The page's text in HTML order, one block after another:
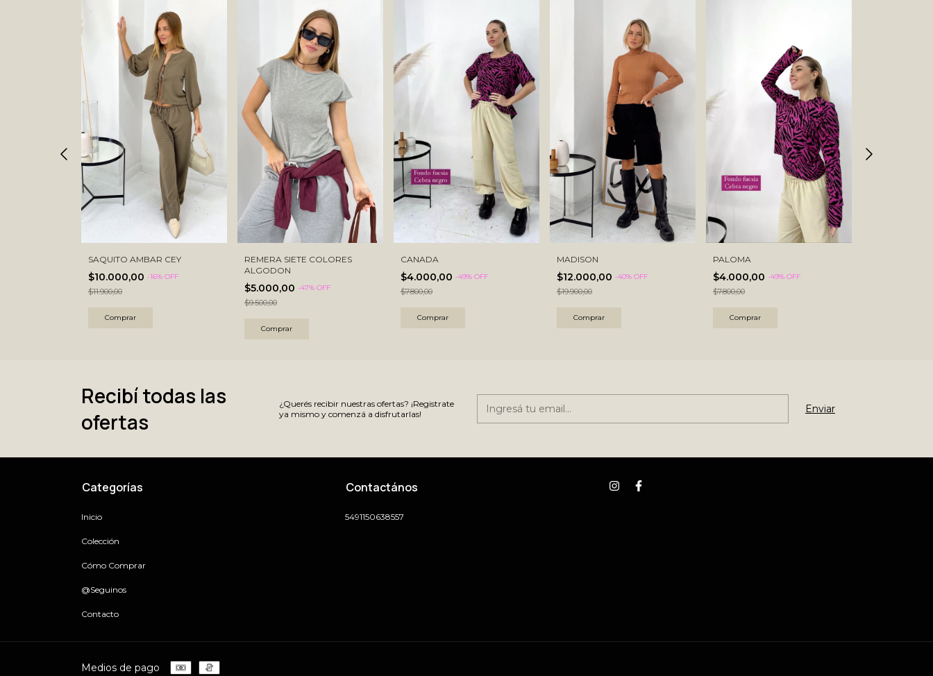
SAQUITO AMBAR CEY
$10.000,00 -16% OFF
$11.900,00
Comprar
REMERA SIETE COLORES
ALGODON
$5.000,00 -47% OFF
$9.500,00
Comprar
CANADA
$4.000,00 -49% OFF
$7.800,00
Comprar
MADISON
$12.000,00 -40% OFF
$19.900,00
Comprar
PALOMA
$4.000,00 -49% OFF
$7.800,00
Comprar
Recibí todas las
ofertas
¿Querés recibir nuestras ofertas? ¡Registrate
ya mismo y comenzá a disfrutarlas!
Categorías
Inicio
Colección
Cómo Comprar
@Seguinos
Contacto
Contactános
5491150638557
Medios de pago